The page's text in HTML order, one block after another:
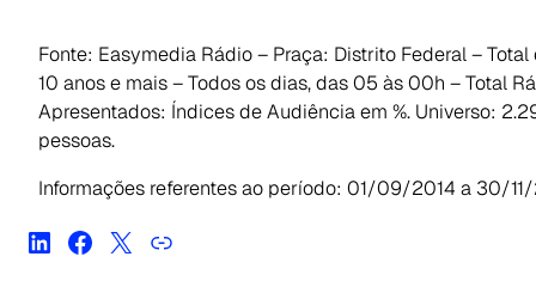
Fonte: Easymedia Rádio – Praça: Distrito Federal –
10 anos e mais – Todos os dias, das 05 às 00h – Total
Apresentados: Índices de Audiência em %. Universo:
pessoas.
Informações referentes ao período: 01/09/2014 a 30/